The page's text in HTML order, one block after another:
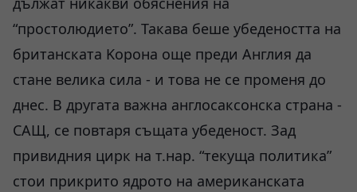
“простолюдието”. Такава беше убедеността на
британската Kорона още преди Англия да
стане велика сила - и това не се променя до
днес. В другата важна англосаксонска страна -
САЩ, се повтаря същата убеденост. Зад
привидния цирк на т.нар. “текуща политика”
стои прикрито ядрото на американската